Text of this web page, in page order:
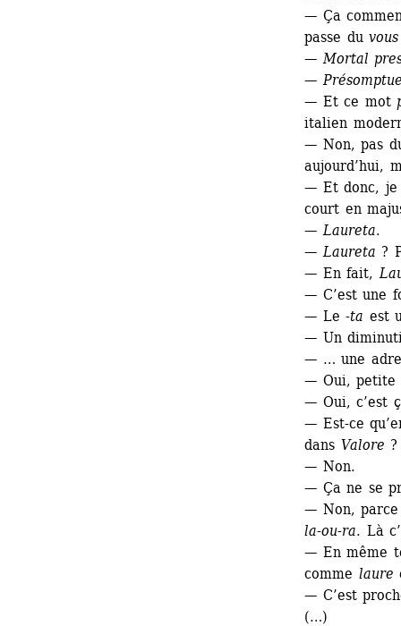
— Ça
passe du vous
— Mortal
—
— Et ce mot
italien
— Non, pas
aujourd’hui,
— Et donc, je
court en
— Laureta.
— Laureta ?
— En fait,
— C’est une
— Le -ta est
— Un
— … une
— Oui, petite
— Oui, c’est
— Est-ce
dans Valore ?
— Non.
— Ça ne se
— Non, parce
la-ou-ra. Là
— En même
comme laure
— C’est
(…)